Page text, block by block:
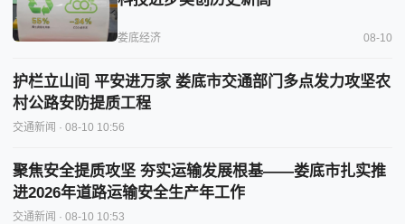
娄底经济 08-10
护栏立山间 平安进万家 娄底市交通部门多点发力攻坚农
村公路安防提质工程
交通新闻 · 08-10 10:56
聚焦安全提质攻坚 夯实运输发展根基——娄底市扎实推
进2026年道路运输安全生产年工作
交通新闻 · 08-10 10:53